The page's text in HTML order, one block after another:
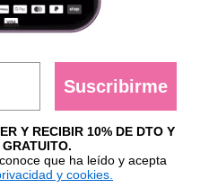
Suscribirme
Y RECIBIR 10% DE DTO Y
que ha leído y acepta
y cookies.